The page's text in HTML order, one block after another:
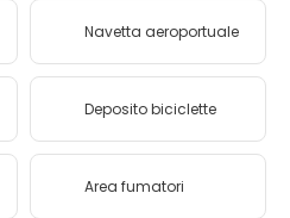
Navetta aeroportuale
Deposito biciclette
Area fumatori